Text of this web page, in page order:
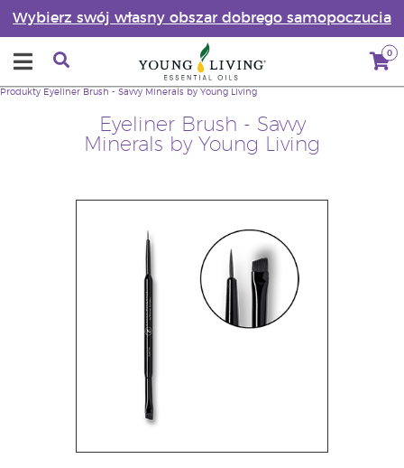
Wybierz swój własny obszar dobrego samopoczucia
0
Eyeliner Brush - Savvy
Minerals by Young Living
Produkty Eyeliner Brush - Savvy Minerals by Young Living